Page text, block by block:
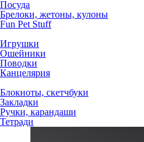
Посуда
Брелоки, жетоны, кулоны
Fun Pet Stuff
Игрушки
Ошейники
Поводки
Канцелярия
Блокноты, скетчбуки
Закладки
Ручки, карандаши
Тетради